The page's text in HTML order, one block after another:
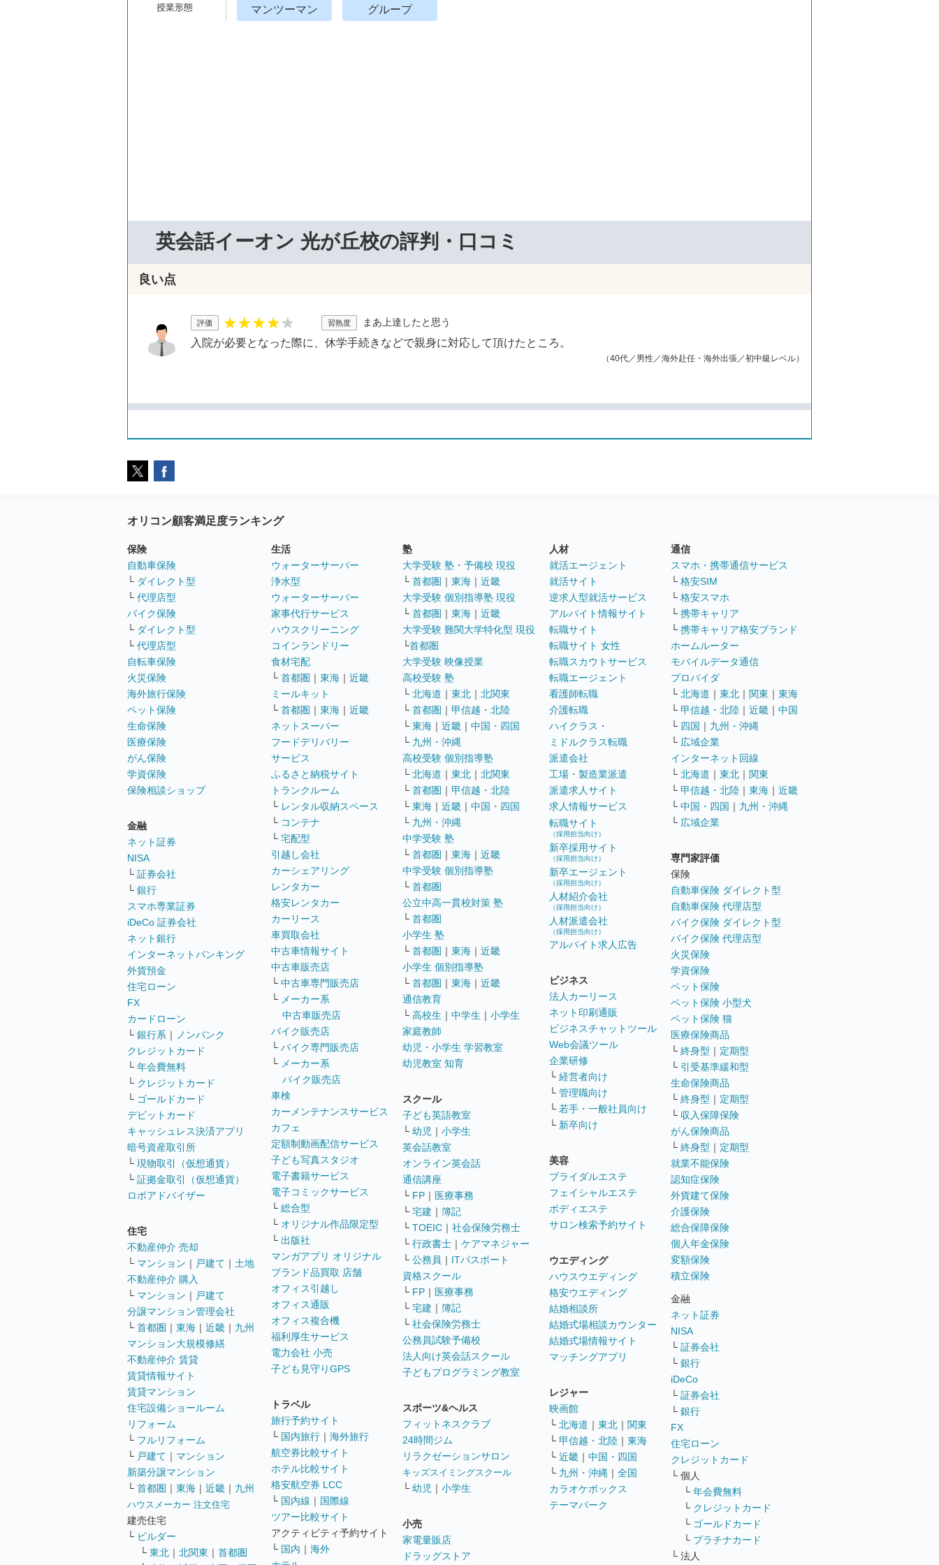
マンツーマン グループ
英会話イーオン 光が丘校の評判・口コミ
良い点
評価 習熟度 まあ上達したと思う
入院が必要となった際に、休学手続きなどで親身に対応して頂けたところ。
（40代／男性／海外赴任・海外出張／初中級レベル）
オリコン顧客満足度ランキング
保険
自動車保険
└ ダイレクト型
└ 代理店型
バイク保険
└ ダイレクト型
└ 代理店型
自転車保険
火災保険
海外旅行保険
ペット保険
生命保険
医療保険
がん保険
学資保険
保険相談ショップ
金融
ネット証券
NISA
└ 証券会社
└ 銀行
スマホ専業証券
iDeCo 証券会社
ネット銀行
インターネットバンキング
外貨預金
住宅ローン
FX
カードローン
└ 銀行系 ｜
ノンバンク
クレジットカード
└ 年会費無料
└ クレジットカード
└ ゴールドカード
デビットカード
キャッシュレス決済アプリ
暗号資産取引所
└ 現物取引（仮想通貨）
└ 証拠金取引（仮想通貨）
ロボアドバイザー
住宅
不動産仲介 売却
└ マンション ｜ 戸建て ｜ 土地
不動産仲介 購入
└ マンション ｜ 戸建て
分譲マンション管理会社
└ 首都圏 ｜ 東海 ｜ 近畿 ｜ 九州
マンション大規模修繕
不動産仲介 賃貸
賃貸情報サイト
賃貸マンション
住宅設備ショールーム
リフォーム
└ フルリフォーム
└ 戸建て ｜ マンション
新築分譲マンション
└ 首都圏 ｜ 東海 ｜ 近畿 ｜ 九州
ハウスメーカー 注文住宅
建売住宅
└ ビルダー
└ 東北 ｜ 北関東 ｜ 首都圏
生活
ウォーターサーバー
浄水型
ウォーターサーバー
家事代行サービス
ハウスクリーニング
コインランドリー
食材宅配
└ 首都圏 ｜ 東海 ｜ 近畿
ミールキット
└ 首都圏 ｜ 東海 ｜ 近畿
ネットスーパー
フードデリバリー
サービス
ふるさと納税サイト
トランクルーム
└ レンタル収納スペース
└ コンテナ
└ 宅配型
引越し会社
カーシェアリング
レンタカー
格安レンタカー
カーリース
車買取会社
中古車情報サイト
中古車販売店
└ 中古車専門販売店
└ メーカー系
中古車販売店
バイク販売店
└ バイク専門販売店
└ メーカー系
バイク販売店
車検
カーメンテナンスサービス
カフェ
定額制動画配信サービス
子ども写真スタジオ
電子書籍サービス
電子コミックサービス
└ 総合型
└ オリジナル作品限定型
└ 出版社
マンガアプリ オリジナル
ブランド品買取 店舗
オフィス引越し
オフィス通販
オフィス複合機
福利厚生サービス
電力会社 小売
子ども見守りGPS
トラベル
旅行予約サイト
└ 国内旅行 ｜ 海外旅行
航空券比較サイト
ホテル比較サイト
格安航空券 LCC
└ 国内線 ｜ 国際線
ツアー比較サイト
アクティビティ予約サイト
└ 国内 ｜ 海外
塾
大学受験 塾・予備校 現役
└ 首都圏 ｜ 東海 ｜ 近畿
大学受験 個別指導塾 現役
└ 首都圏 ｜ 東海 ｜ 近畿
大学受験 難関大学特化型 現役
└首都圏
大学受験 映像授業
高校受験 塾
└ 北海道 ｜ 東北 ｜ 北関東
└ 首都圏 ｜ 甲信越・北陸
└ 東海 ｜ 近畿 ｜ 中国・四国
└ 九州・沖縄
高校受験 個別指導塾
└ 北海道 ｜ 東北 ｜ 北関東
└ 首都圏 ｜ 甲信越・北陸
└ 東海 ｜ 近畿 ｜ 中国・四国
└ 九州・沖縄
中学受験 塾
└ 首都圏 ｜ 東海 ｜ 近畿
中学受験 個別指導塾
└ 首都圏
公立中高一貫校対策 塾
└ 首都圏
小学生 塾
└ 首都圏 ｜ 東海 ｜ 近畿
小学生 個別指導塾
└ 首都圏 ｜ 東海 ｜ 近畿
通信教育
└ 高校生 ｜ 中学生 ｜ 小学生
家庭教師
幼児・小学生 学習教室
幼児教室 知育
スクール
子ども英語教室
└ 幼児 ｜ 小学生
英会話教室
オンライン英会話
通信講座
└ FP ｜ 医療事務
└ 宅建 ｜ 簿記
└ TOEIC ｜ 社会保険労務士
└ 行政書士 ｜ ケアマネジャー
└ 公務員 ｜ ITパスポート
資格スクール
└ FP ｜ 医療事務
└ 宅建 ｜ 簿記
└ 社会保険労務士
公務員試験予備校
法人向け英会話スクール
子どもプログラミング教室
スポーツ&ヘルス
フィットネスクラブ
24時間ジム
リラクゼーションサロン
キッズスイミングスクール
└ 幼児 ｜ 小学生
小売
家電量販店
ドラッグストア
人材
就活エージェント
就活サイト
逆求人型就活サービス
アルバイト情報サイト
転職サイト
転職サイト 女性
転職スカウトサービス
転職エージェント
看護師転職
介護転職
ハイクラス・
ミドルクラス転職
派遣会社
工場・製造業派遣
派遣求人サイト
求人情報サービス
転職サイト
（採用担当向け）
新卒採用サイト
（採用担当向け）
新卒エージェント
（採用担当向け）
人材紹介会社
（採用担当向け）
人材派遣会社
（採用担当向け）
アルバイト求人広告
ビジネス
法人カーリース
ネット印刷通販
ビジネスチャットツール
Web会議ツール
企業研修
└ 経営者向け
└ 管理職向け
└ 若手・一般社員向け
└ 新卒向け
美容
ブライダルエステ
フェイシャルエステ
ボディエステ
サロン検索予約サイト
ウエディング
ハウスウエディング
格安ウエディング
結婚相談所
結婚式場相談カウンター
結婚式場情報サイト
マッチングアプリ
レジャー
映画館
└ 北海道 ｜ 東北 ｜ 関東
└ 甲信越・北陸 ｜ 東海
└ 近畿 ｜ 中国・四国
└ 九州・沖縄 ｜ 全国
カラオケボックス
テーマパーク
通信
スマホ・携帯通信サービス
└ 格安SIM
└ 格安スマホ
└ 携帯キャリア
└ 携帯キャリア格安ブランド
ホームルーター
モバイルデータ通信
プロバイダ
└ 北海道 ｜ 東北 ｜ 関東 ｜ 東海
└ 甲信越・北陸 ｜ 近畿 ｜ 中国
└ 四国 ｜ 九州・沖縄
└ 広域企業
インターネット回線
└ 北海道 ｜ 東北 ｜ 関東
└ 甲信越・北陸 ｜ 東海 ｜ 近畿
└ 中国・四国 ｜ 九州・沖縄
└ 広域企業
専門家評価
保険
自動車保険 ダイレクト型
自動車保険 代理店型
バイク保険 ダイレクト型
バイク保険 代理店型
火災保険
学資保険
ペット保険
ペット保険 小型犬
ペット保険 猫
医療保険商品
└ 終身型 ｜ 定期型
└ 引受基準緩和型
生命保険商品
└ 終身型 ｜ 定期型
└ 収入保障保険
がん保険商品
└ 終身型 ｜ 定期型
就業不能保険
認知症保険
外貨建て保険
介護保険
総合保障保険
個人年金保険
変額保険
積立保険
金融
ネット証券
NISA
└ 証券会社
└ 銀行
iDeCo
└ 証券会社
└ 銀行
FX
住宅ローン
クレジットカード
└ 個人
└ 年会費無料
└ クレジットカード
└ ゴールドカード
└ プラチナカード
└ 法人